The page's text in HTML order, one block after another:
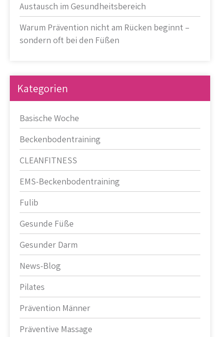
Austausch im Gesundheitsbereich
Warum Prävention nicht am Rücken beginnt –
sondern oft bei den Füßen
Kategorien
Basische Woche
Beckenbodentraining
CLEANFITNESS
EMS-Beckenbodentraining
Fulib
Gesunde Füße
Gesunder Darm
News-Blog
Pilates
Prävention Männer
Präventive Massage